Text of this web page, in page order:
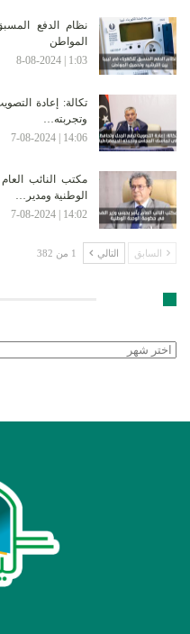
نظام الدفع
المواطن
1:03 | 8-08-2024
تكالة: إعادة
وتجربته…
14:06 | 7-08-2024
مكتب النائب
الوطنية ومدير…
14:02 | 7-08-2024
السابق التالي 1 من 382
الأرشيف